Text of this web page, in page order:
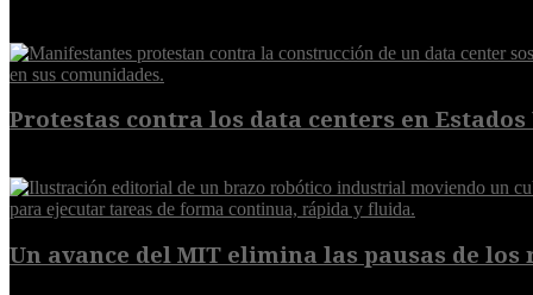
Protestas contra los data centers en Estados
Un avance del MIT elimina las pausas de los